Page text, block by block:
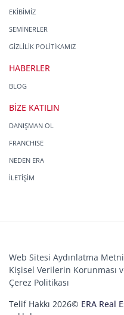
EKİBİMİZ
SEMİNERLER
GİZLİLİK POLİTİKAMIZ
HABERLER
BLOG
BİZE KATILIN
DANIŞMAN OL
FRANCHISE
NEDEN ERA
İLETİŞİM
Web Sitesi Aydınlatma Metni
Kişisel Verilerin Korunması
Çerez Politikası
Telif Hakkı 2026© ERA Real